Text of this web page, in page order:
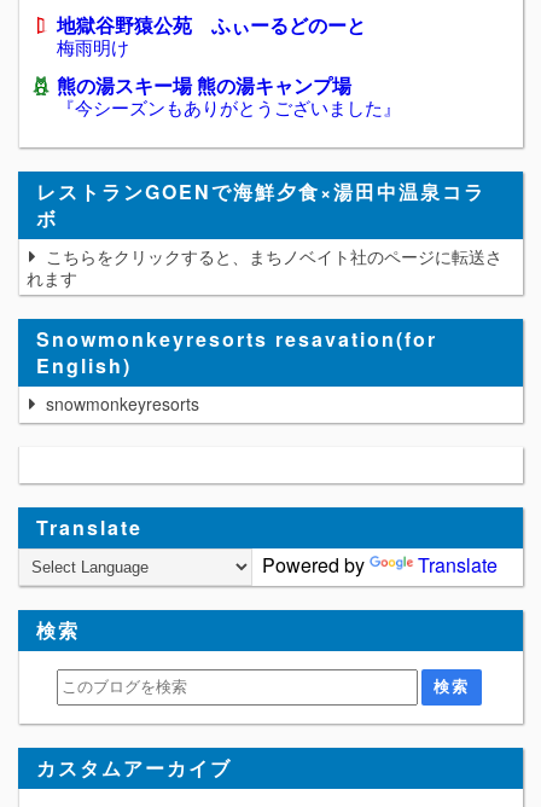
地獄谷野猿公苑 ふぃーるどのーと
梅雨明け
熊の湯スキー場 熊の湯キャンプ場
『今シーズンもありがとうございました』
レストランGOENで海鮮夕食×湯田中温泉コラ
ボ
こちらをクリックすると、まちノベイト社のページに転送さ
れます
Snowmonkeyresorts resavation(for
English)
snowmonkeyresorts
Translate
Powered by
Translate
検索
カスタムアーカイブ